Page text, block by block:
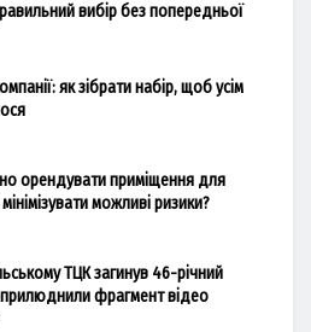
вибір без попередньої
як зібрати набір, щоб усім
орендувати приміщення для
можливі ризики?
ТЦК загинув 46-річний
фрагмент відео